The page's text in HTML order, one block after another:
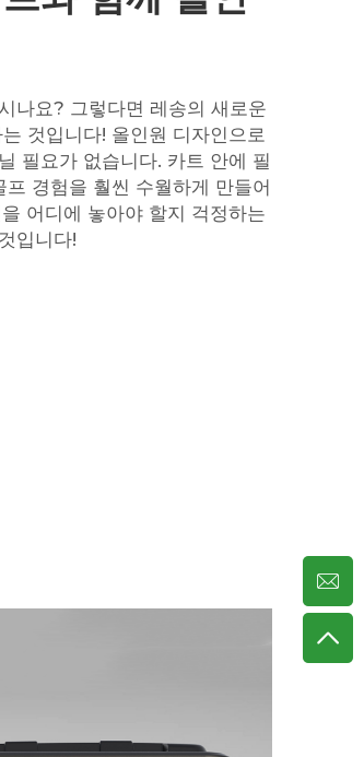
나요? 그렇다면 레송의 새로운
것입니다! 올인원 디자인으로
필요가 없습니다. 카트 안에 필
경험을 훨씬 수월하게 만들어
어디에 놓아야 할지 걱정하는
입니다!